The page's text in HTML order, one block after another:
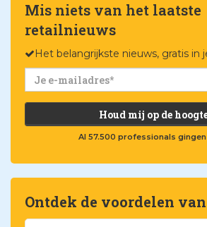
Mis niets van het laatste
retailnieuws
Het belangrijkste nieuws, gratis in
Houd mij op de
Al 57.500 professionals
Ontdek de voordelen